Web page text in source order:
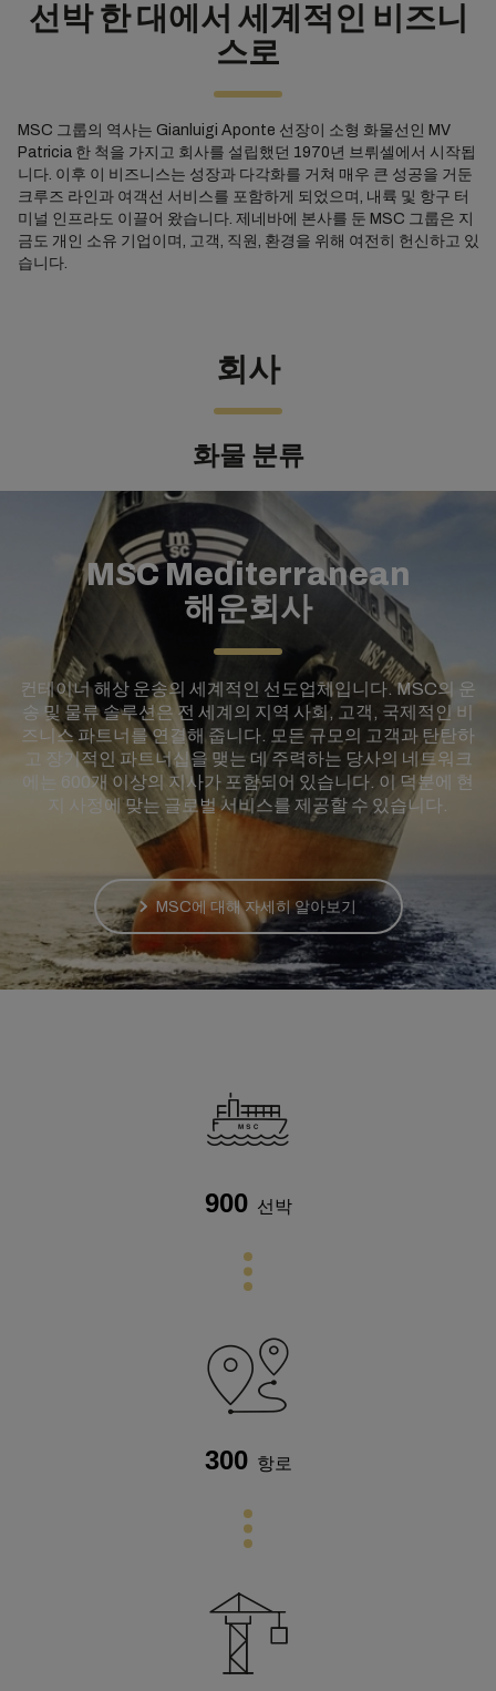
선박 한 대에서 세계적인 비즈니
스로
MSC 그룹의 역사는 Gianluigi Aponte 선장이 소형 화물선인 MV
Patricia 한 척을 가지고 회사를 설립했던 1970년 브뤼셀에서 시작됩
니다. 이후 이 비즈니스는 성장과 다각화를 거쳐 매우 큰 성공을 거둔
크루즈 라인과 여객선 서비스를 포함하게 되었으며, 내륙 및 항구 터
미널 인프라도 이끌어 왔습니다. 제네바에 본사를 둔 MSC 그룹은 지
금도 개인 소유 기업이며, 고객, 직원, 환경을 위해 여전히 헌신하고 있
습니다.
회사
화물 분류
MSC Mediterranean
해운회사
컨테이너 해상 운송의 세계적인 선도업체입니다. MSC의 운
송 및 물류 솔루션은 전 세계의 지역 사회, 고객, 국제적인 비
즈니스 파트너를 연결해 줍니다. 모든 규모의 고객과 탄탄하
고 장기적인 파트너십을 맺는 데 주력하는 당사의 네트워크
에는 600개 이상의 지사가 포함되어 있습니다. 이 덕분에 현
지 사정에 맞는 글로벌 서비스를 제공할 수 있습니다.
MSC에 대해 자세히 알아보기
900선박
300항로